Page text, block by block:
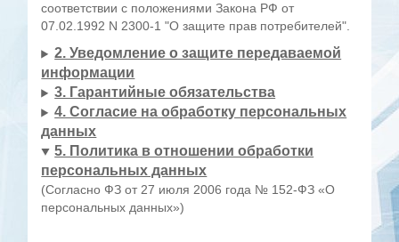
соответствии с положениями Закона РФ от
07.02.1992 N 2300-1 "О защите прав потребителей".
2. Уведомление о защите передаваемой
информации
3. Гарантийные обязательства
4. Согласие на обработку персональных
данных
5. Политика в отношении обработки
персональных данных
(Согласно ФЗ от 27 июля 2006 года № 152-ФЗ «О
персональных данных»)